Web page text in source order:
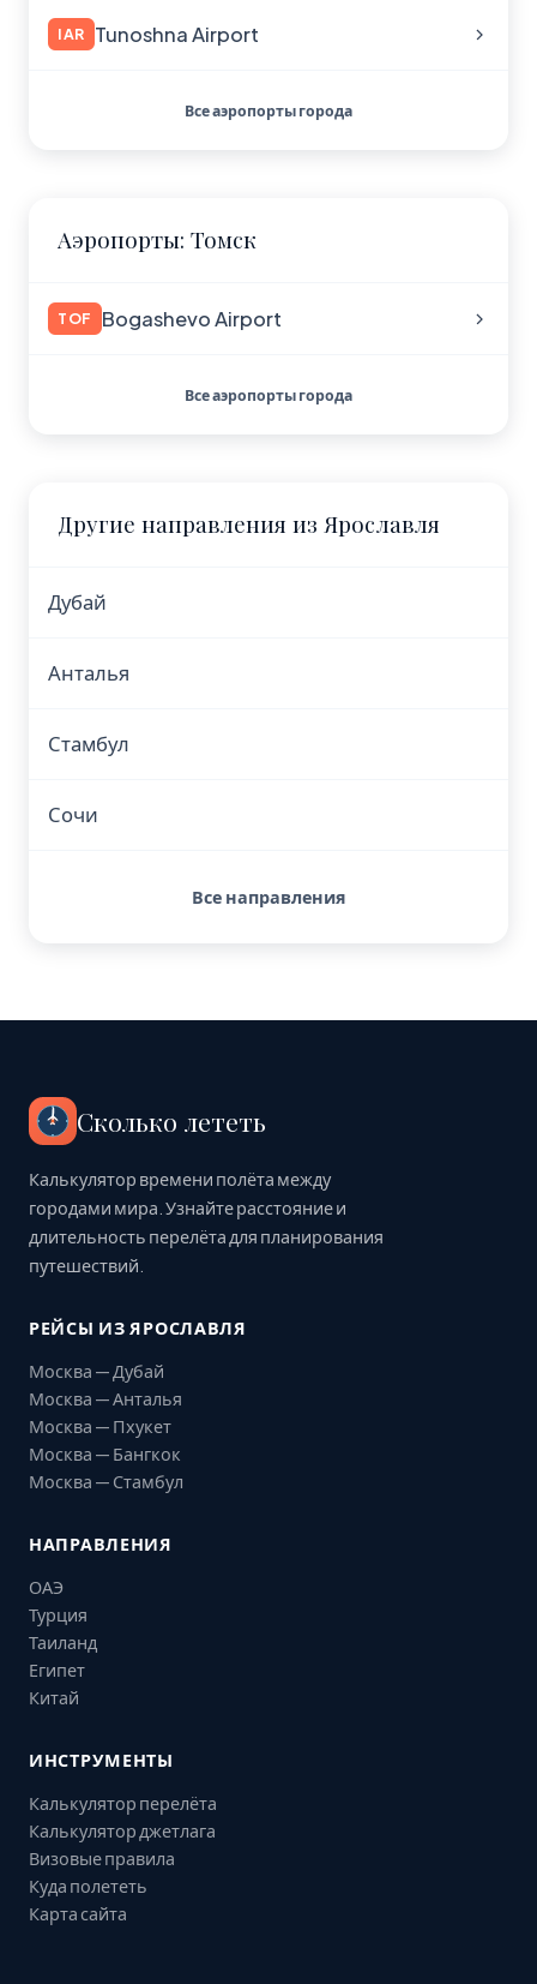
IAR Tunoshna Airport
Все аэропорты города
Аэропорты: Томск
TOF Bogashevo Airport
Все аэропорты города
Другие направления из Ярославля
Дубай
Анталья
Стамбул
Сочи
Все направления
Сколько лететь
Калькулятор времени полёта между
городами мира. Узнайте расстояние и
длительность перелёта для планирования
путешествий.
РЕЙСЫ ИЗ ЯРОСЛАВЛЯ
Москва — Дубай
Москва — Анталья
Москва — Пхукет
Москва — Бангкок
Москва — Стамбул
НАПРАВЛЕНИЯ
ОАЭ
Турция
Таиланд
Египет
Китай
ИНСТРУМЕНТЫ
Калькулятор перелёта
Калькулятор джетлага
Визовые правила
Куда полететь
Карта сайта